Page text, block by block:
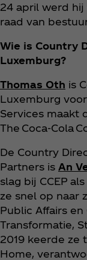
24 april werd
raad van
Wie is Country
Luxemburg?
Thomas Oth is
Luxemburg voor
Services maakt
The Coca‑Cola
De Country
Partners is An
slag bij CCEP
ze snel op naar
Public Affairs
Transformatie,
2019 keerde ze
Home,